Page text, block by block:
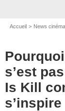
Accueil News
s’est
Is Kill
s’inspire